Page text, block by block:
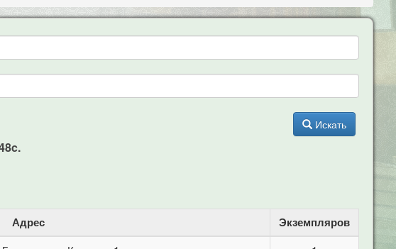
Искать
Адрес Экземпляров